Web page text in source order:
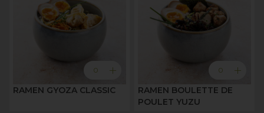
0 add
RAMEN GYOZA CLASSIC
0 add
RAMEN BOULETTE DE
POULET YUZU